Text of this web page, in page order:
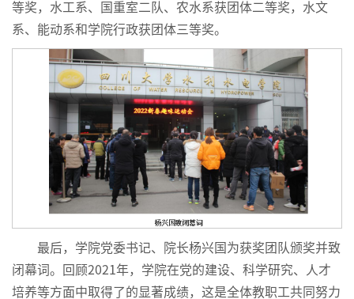
等奖，水工系、国重室二队、农水系获团体二等奖，水文
系、能动系和学院行政获团体三等奖。
最后，学院党委书记、院长杨兴国为获奖团队颁奖并致
闭幕词。回顾2021年，学院在党的建设、科学研究、人才
培养等方面中取得了的显著成绩，这是全体教职工共同努力